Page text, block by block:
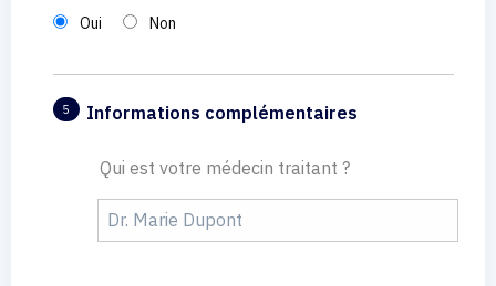
Oui Non
5 Informations complémentaires
Qui est votre médecin traitant ?